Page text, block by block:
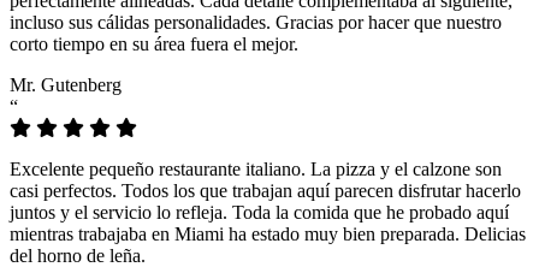
incluso sus cálidas personalidades. Gracias por hacer que nuestro
corto tiempo en su área fuera el mejor.
Mr. Gutenberg
“
Excelente pequeño restaurante italiano. La pizza y el calzone son
casi perfectos. Todos los que trabajan aquí parecen disfrutar hacerlo
juntos y el servicio lo refleja. Toda la comida que he probado aquí
mientras trabajaba en Miami ha estado muy bien preparada. Delicias
del horno de leña.